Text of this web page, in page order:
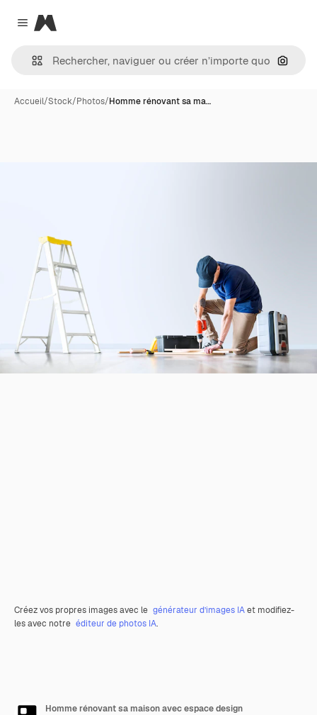
Close menu
Magnific
Accueil/Stock/Photos/Homme rénovant sa ma…
Créez vos propres images avec le générateur d’images IAet modifiez-
les avec notre éditeur de photos IA.
Homme rénovant sa maison avec espace design